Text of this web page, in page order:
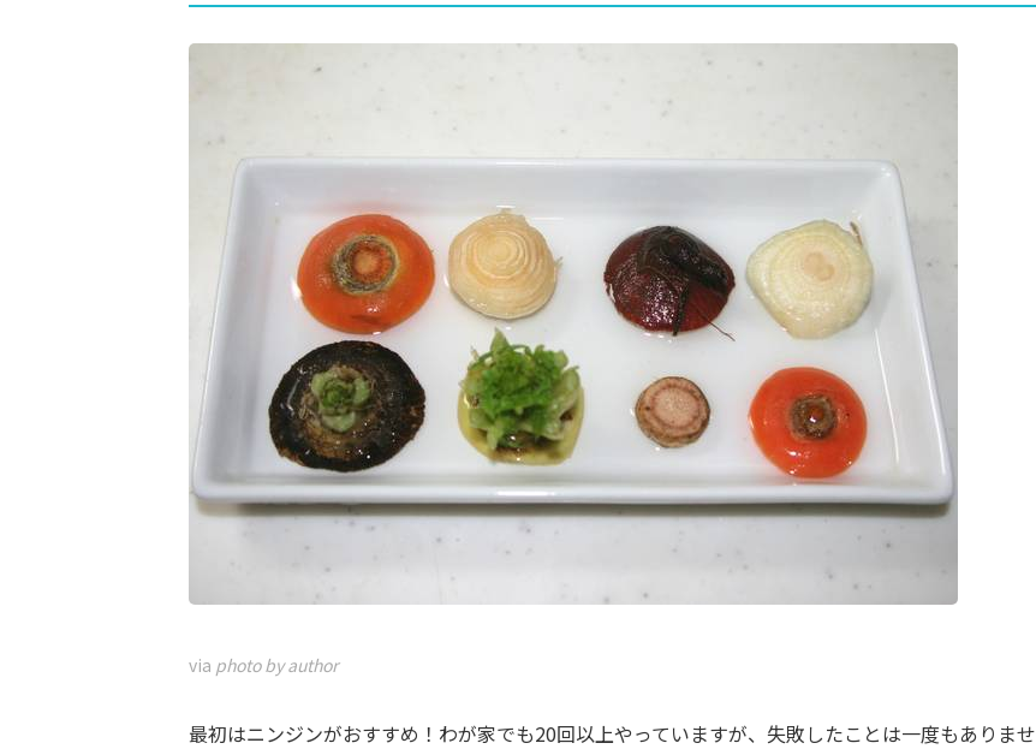
via photo by author
最初はニンジンがおすすめ！わが家でも20回以上やっていますが、失敗したことは一度もありませ